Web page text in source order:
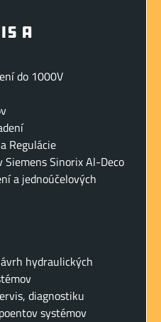
a
do 1000V
Regulácie
Siemens Sinorix Al-Deco
a jednoúčelových
hydraulických
diagnostiku
systémov